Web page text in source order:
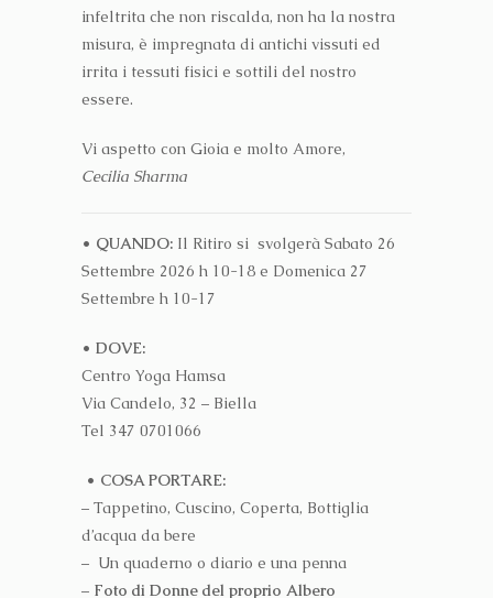
infeltrita che non riscalda, non ha la nostra
misura, è impregnata di antichi vissuti ed
irrita i tessuti fisici e sottili del nostro
essere.
Vi aspetto con Gioia e molto Amore,
Cecilia Sharma
• QUANDO: Il Ritiro si svolgerà Sabato 26
Settembre 2026 h 10-18 e Domenica 27
Settembre h 10-17
• DOVE:
Centro Yoga Hamsa
Via Candelo, 32 – Biella
Tel 347 0701066
• COSA PORTARE:
– Tappetino, Cuscino, Coperta, Bottiglia
d’acqua da bere
– Un quaderno o diario e una penna
– Foto di Donne del proprio Albero